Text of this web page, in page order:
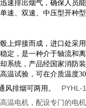
速排出烟气，确保人员
速、双速、中压型开种
上焊接而成，进口处采
定，是一种介于轴流和
系统，产品经国家消防
温试验，可在介质温度
排烟可两用。
PYHL-
温电机，配设专门的电